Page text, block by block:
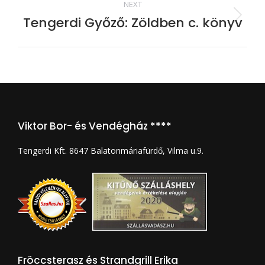
NEXT
Next
Tengerdi Győző: Zöldben c. könyv
Viktor Bor- és Vendégház ****
Tengerdi Kft. 8647 Balatonmáriafürdő, Vilma u.9.
Fröccsterasz és Strandgrill Erika